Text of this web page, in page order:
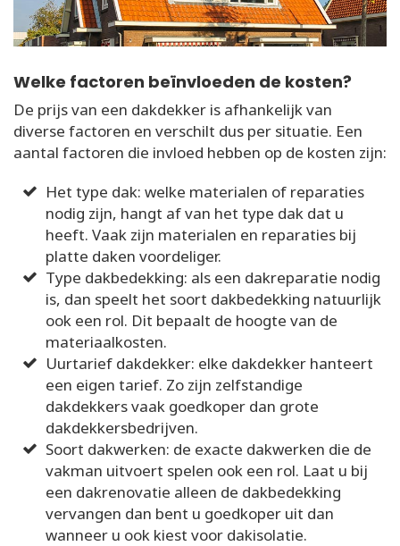
Welke factoren beïnvloeden de kosten?
De prijs van een dakdekker is afhankelijk van
diverse factoren en verschilt dus per situatie. Een
aantal factoren die invloed hebben op de kosten zijn:
Het type dak: welke materialen of reparaties
nodig zijn, hangt af van het type dak dat u
heeft. Vaak zijn materialen en reparaties bij
platte daken voordeliger.
Type dakbedekking: als een dakreparatie nodig
is, dan speelt het soort dakbedekking natuurlijk
ook een rol. Dit bepaalt de hoogte van de
materiaalkosten.
Uurtarief dakdekker: elke dakdekker hanteert
een eigen tarief. Zo zijn zelfstandige
dakdekkers vaak goedkoper dan grote
dakdekkersbedrijven.
Soort dakwerken: de exacte dakwerken die de
vakman uitvoert spelen ook een rol. Laat u bij
een dakrenovatie alleen de dakbedekking
vervangen dan bent u goedkoper uit dan
wanneer u ook kiest voor dakisolatie.